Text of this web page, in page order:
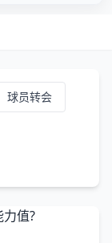
球员转会